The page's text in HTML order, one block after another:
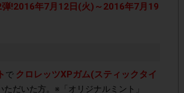
弾!2016年7月12日(火)～2016年7月19
で クロレッツXPガム(スティックタイ
ただいた方。※「オリジナルミント」